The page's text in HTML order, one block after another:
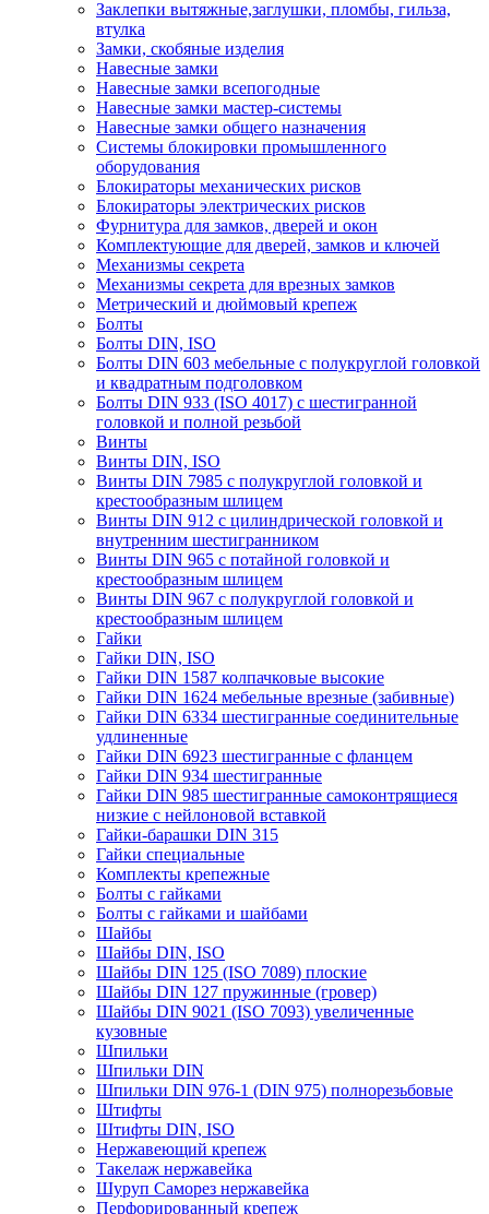
Заклепки вытяжные,заглушки, пломбы, гильза,
втулка
Замки, скобяные изделия
Навесные замки
Навесные замки всепогодные
Навесные замки мастер-системы
Навесные замки общего назначения
Системы блокировки промышленного
оборудования
Блокираторы механических рисков
Блокираторы электрических рисков
Фурнитура для замков, дверей и окон
Комплектующие для дверей, замков и ключей
Механизмы секрета
Механизмы секрета для врезных замков
Метрический и дюймовый крепеж
Болты
Болты DIN, ISO
Болты DIN 603 мебельные с полукруглой головкой
и квадратным подголовком
Болты DIN 933 (ISO 4017) с шестигранной
головкой и полной резьбой
Винты
Винты DIN, ISO
Винты DIN 7985 с полукруглой головкой и
крестообразным шлицем
Винты DIN 912 с цилиндрической головкой и
внутренним шестигранником
Винты DIN 965 с потайной головкой и
крестообразным шлицем
Винты DIN 967 с полукруглой головкой и
крестообразным шлицем
Гайки
Гайки DIN, ISO
Гайки DIN 1587 колпачковые высокие
Гайки DIN 1624 мебельные врезные (забивные)
Гайки DIN 6334 шестигранные соединительные
удлиненные
Гайки DIN 6923 шестигранные с фланцем
Гайки DIN 934 шестигранные
Гайки DIN 985 шестигранные самоконтрящиеся
низкие с нейлоновой вставкой
Гайки-барашки DIN 315
Гайки специальные
Комплекты крепежные
Болты с гайками
Болты с гайками и шайбами
Шайбы
Шайбы DIN, ISO
Шайбы DIN 125 (ISO 7089) плоские
Шайбы DIN 127 пружинные (гровер)
Шайбы DIN 9021 (ISO 7093) увеличенные
кузовные
Шпильки
Шпильки DIN
Шпильки DIN 976-1 (DIN 975) полнорезьбовые
Штифты
Штифты DIN, ISO
Нержавеющий крепеж
Такелаж нержавейка
Шуруп Саморез нержавейка
Перфорированный крепеж